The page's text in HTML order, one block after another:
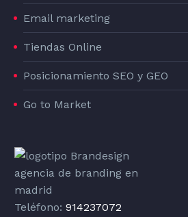
Email marketing
Tiendas Online
Posicionamiento SEO y GEO
Go to Market
Teléfono: 914237072